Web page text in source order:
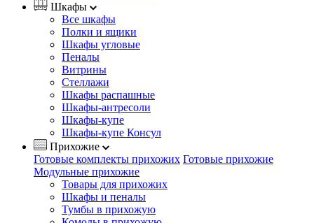
Шкафы
Все шкафы
Полки и ящики
Шкафы угловые
Пеналы
Витрины
Стеллажи
Шкафы распашные
Шкафы-антресоли
Шкафы-купе
Шкафы-купе Консул
Прихожие
Готовые комплекты прихожих Готовые прихожие
Модульные прихожие
Товары для прихожих
Шкафы и пеналы
Тумбы в прихожую